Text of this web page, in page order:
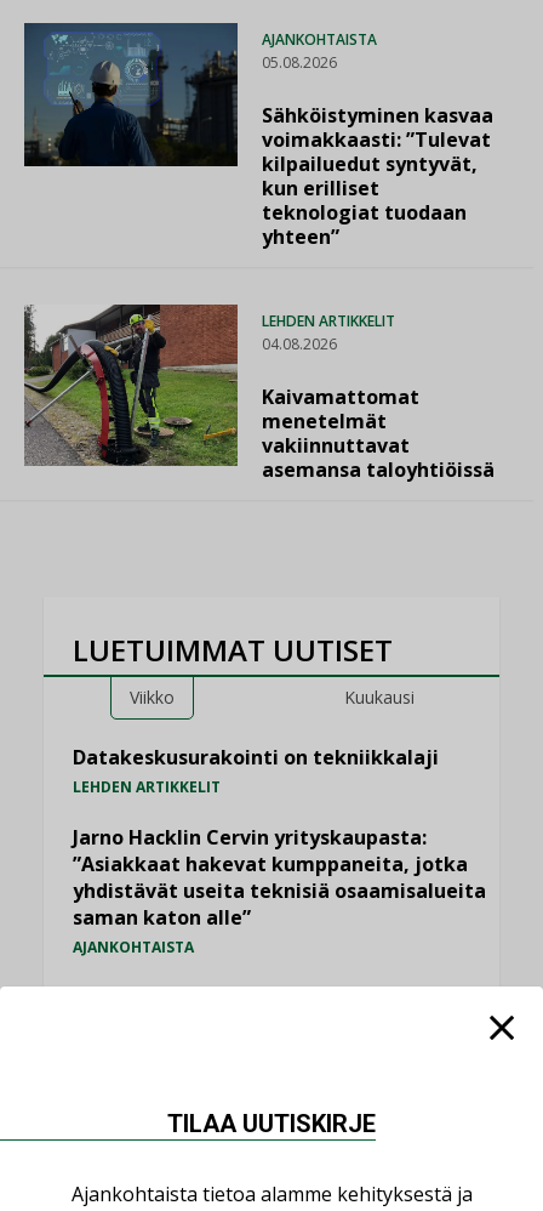
AJANKOHTAISTA
05.08.2026
Sähköistyminen kasvaa
voimakkaasti: ”Tulevat
kilpailuedut syntyvät,
kun erilliset
teknologiat tuodaan
yhteen”
LEHDEN ARTIKKELIT
04.08.2026
Kaivamattomat
menetelmät
vakiinnuttavat
asemansa taloyhtiöissä
LUETUIMMAT UUTISET
Viikko Kuukausi
Datakeskusurakointi on tekniikkalaji
LEHDEN ARTIKKELIT
Jarno Hacklin Cervin yrityskaupasta:
”Asiakkaat hakevat kumppaneita, jotka
yhdistävät useita teknisiä osaamisalueita
saman katon alle”
AJANKOHTAISTA
Kaivamattomat menetelmät
LEHDEN ARTIKKELIT,TILAAJILLE
TILAA UUTISKIRJE
Ajankohtaista tietoa alamme kehityksestä ja